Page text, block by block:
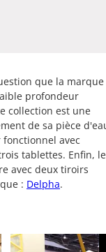
que la marque
profondeur
collection est une
de sa pièce
avec
tablettes. Enfin, le
avec deux tiroirs
: Delpha.